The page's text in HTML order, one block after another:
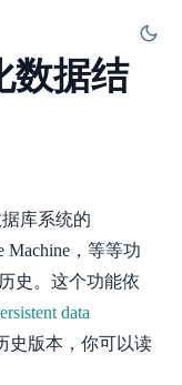
数据结
库系统的
Machine，等等功
史。这个功能依
data
史版本，你可以读